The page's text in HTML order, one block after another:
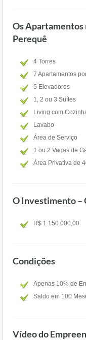
Os Apartamentos
Perequê
4 Torres
7 Apartamentos
5 Elevadores
1, 2 ou 3 Suítes
Living com
Lavabo
Área de Serviço
1 ou 2 Vagas de
Área Privativa de
O Investimento –
R$ 1.150.000,00
Condições
Apenas 10% de
Saldo em 100
Vídeo do